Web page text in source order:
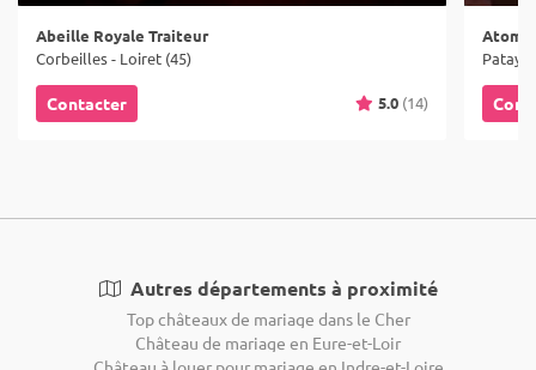
Abeille Royale Traiteur
Corbeilles - Loiret (45)
Contacter 5.0 (14)
Patay -
Autres départements à proximité
Top châteaux de mariage dans le Cher
Château de mariage en Eure-et-Loir